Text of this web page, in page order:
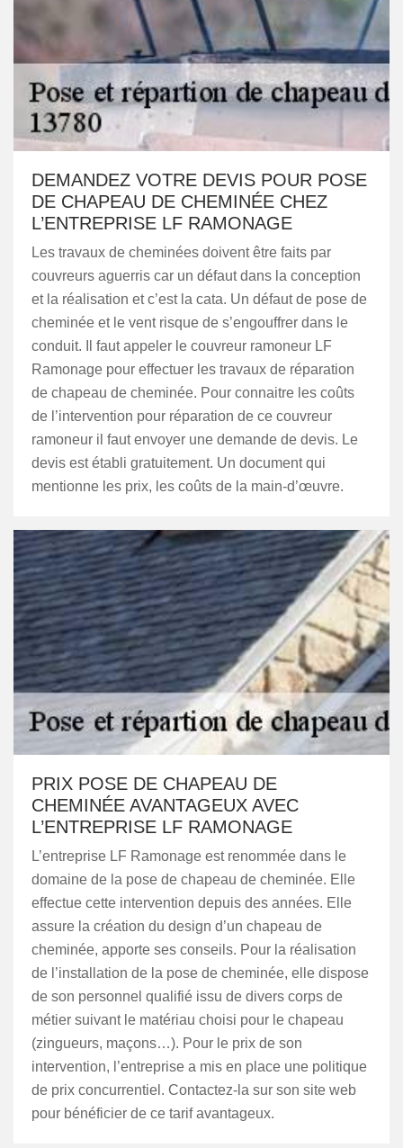
DEMANDEZ VOTRE DEVIS POUR POSE
DE CHAPEAU DE CHEMINÉE CHEZ
L’ENTREPRISE LF RAMONAGE
Les travaux de cheminées doivent être faits par
couvreurs aguerris car un défaut dans la conception
et la réalisation et c’est la cata. Un défaut de pose de
cheminée et le vent risque de s’engouffrer dans le
conduit. Il faut appeler le couvreur ramoneur LF
Ramonage pour effectuer les travaux de réparation
de chapeau de cheminée. Pour connaitre les coûts
de l’intervention pour réparation de ce couvreur
ramoneur il faut envoyer une demande de devis. Le
devis est établi gratuitement. Un document qui
mentionne les prix, les coûts de la main-d’œuvre.
PRIX POSE DE CHAPEAU DE
CHEMINÉE AVANTAGEUX AVEC
L’ENTREPRISE LF RAMONAGE
L’entreprise LF Ramonage est renommée dans le
domaine de la pose de chapeau de cheminée. Elle
effectue cette intervention depuis des années. Elle
assure la création du design d’un chapeau de
cheminée, apporte ses conseils. Pour la réalisation
de l’installation de la pose de cheminée, elle dispose
de son personnel qualifié issu de divers corps de
métier suivant le matériau choisi pour le chapeau
(zingueurs, maçons…). Pour le prix de son
intervention, l’entreprise a mis en place une politique
de prix concurrentiel. Contactez-la sur son site web
pour bénéficier de ce tarif avantageux.